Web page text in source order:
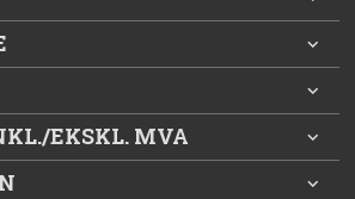
EKSKL. MVA